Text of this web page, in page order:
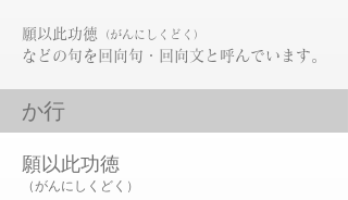
願以此功徳 （がんにしくどく）
​などの句を回向句・回向文と呼んでいます。
​か行
願以此功徳
（がんにしくどく）